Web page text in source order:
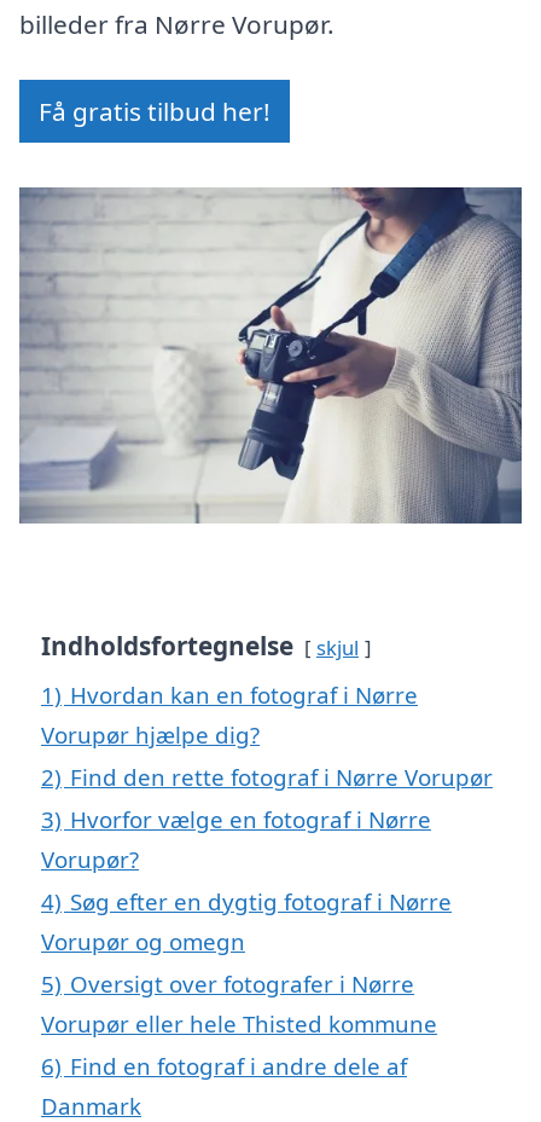
billeder fra Nørre Vorupør.
Få gratis tilbud her!
Indholdsfortegnelse skjul
1) Hvordan kan en fotograf i Nørre
Vorupør hjælpe dig?
2) Find den rette fotograf i Nørre Vorupør
3) Hvorfor vælge en fotograf i Nørre
Vorupør?
4) Søg efter en dygtig fotograf i Nørre
Vorupør og omegn
5) Oversigt over fotografer i Nørre
Vorupør eller hele Thisted kommune
6) Find en fotograf i andre dele af
Danmark